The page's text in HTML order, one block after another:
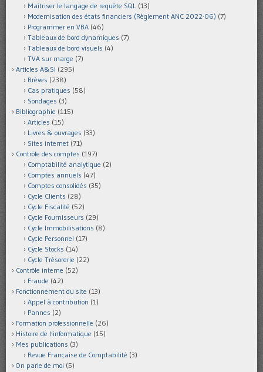
Maîtriser le langage de requête SQL (13)
Modernisation des états financiers (Règlement ANC 2022-06) (7)
Programmer en VBA (46)
Tableaux de bord dynamiques (7)
Tableaux de bord visuels (4)
TVA sur marge (7)
Articles A&SI (295)
Brèves (238)
Cas pratiques (58)
Sondages (3)
Bibliographie (115)
Articles (15)
Livres & ouvrages (33)
Sites internet (71)
Contrôle des comptes (197)
Comptabilité analytique (2)
Comptes annuels (47)
Comptes consolidés (35)
Cycle Clients (28)
Cycle Fiscalité (52)
Cycle Fournisseurs (29)
Cycle Immobilisations (8)
Cycle Personnel (17)
Cycle Stocks (14)
Cycle Trésorerie (22)
Contrôle interne (52)
Fraude (42)
Fonctionnement du site (13)
Appel à contribution (1)
Pannes (2)
Formation professionnelle (26)
Histoire de l'informatique (15)
Mes publications (3)
Revue Française de Comptabilité (3)
On parle de moi (5)